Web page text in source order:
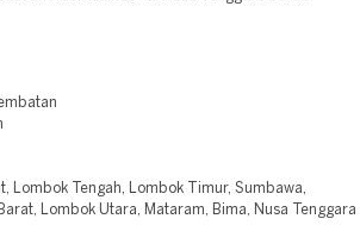
Lombok Tengah, Lombok Timur, Sumbawa,
Lombok Utara, Mataram, Bima, Nusa Tenggara